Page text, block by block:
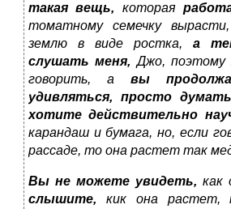
такая вещь, которая
томатному семечку
землю в виде ростка, а
слушать меня,Джо, поэтому
говорить, а вы
удивляться, просто
хотите действительно
карандаш и бумага, но, если
рассаде, то она растет так
Вы не можете увидеть, как
слышите, кик она растет,